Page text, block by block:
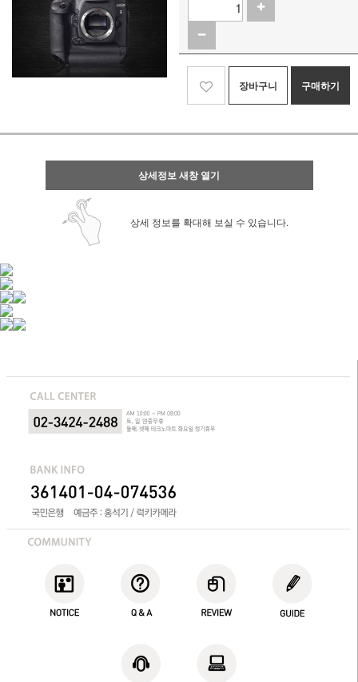
장바구니 구매하기
상세정보 새창 열기
상세 정보를 확대해 보실 수 있습니다.